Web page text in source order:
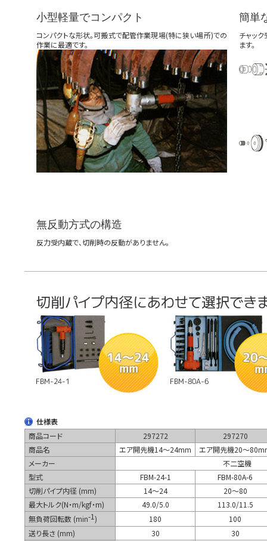
小型軽量でコンパクト
コンパクトな形状。可搬式で配管作業現場(特に狭い場所)での
作業に最適です。
簡単
チャッ
ます。
無反動方式の構造
反力受内蔵で、切削時の反動がありません。
仕様表
商品コード
297272
297270
商品名
エア開先機14～24mm
エア開先機20～
メーカー
不二空機
型式
FBM-24-1
FBM-80A-6
切削パイプ内径 (mm)
14～24
20～80
最大トルク(N・m/kgf・m)
49.0/5.0
113.0/11.5
無負荷回転数 (min-1) 180
100
送り長さ (mm)
30
30